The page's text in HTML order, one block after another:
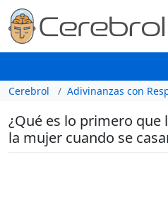
Cerebrol Adivinanzas con
¿Qué es lo primero que
la mujer cuando se